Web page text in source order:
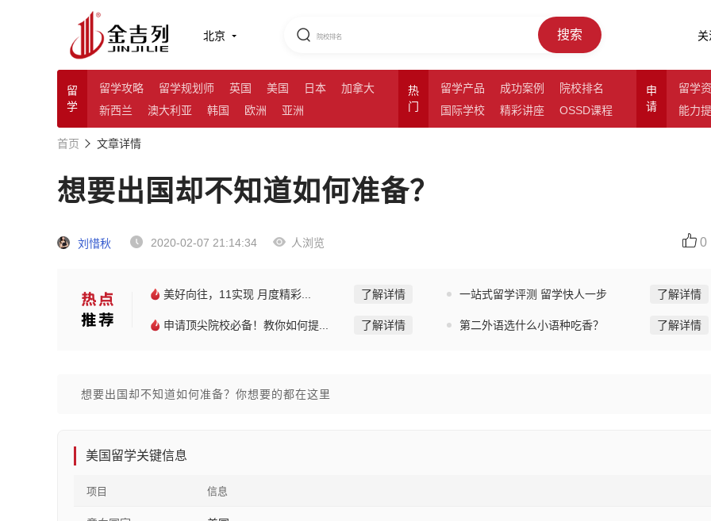
北京 搜索 关
留
学
留学攻略 留学规划师 英国 美国 日本
加拿大
新西兰
澳大利亚 韩国 欧洲 亚洲
热
门
留学产品 成功案例
院校排名
国际学校
精彩讲座 OSSD课程
申
请
留学
能力
首页 文章详情
想要出国却不知道如何准备？
刘惜秋 2020-02-07 21:14:34 人浏览 0
美好向往，11实现 月度精彩... 了解详情 一站式留学评测 留学快人一步 了解详情
申请顶尖院校必备！教你如何提... 了解详情 第二外语选什么小语种吃香？ 了解详情
想要出国却不知道如何准备？你想要的都在这里
美国留学关键信息
项目 信息